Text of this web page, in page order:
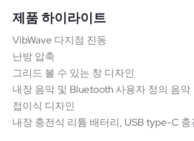
제품 하이라이트
VibWave 다지점 진동
난방 압축
그리드 볼 수 있는 창 디자인
내장 음악 및 Bluetooth 사용자 정의 음악
접이식 디자인
내장 충전식 리튬 배터리, USB type-C 충